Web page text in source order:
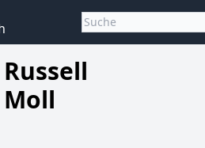
Russell
Moll